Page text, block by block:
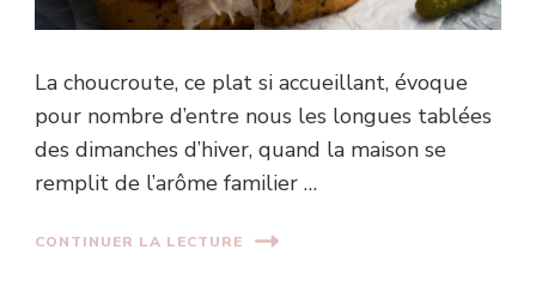
La choucroute, ce plat si accueillant, évoque
pour nombre d’entre nous les longues tablées
des dimanches d’hiver, quand la maison se
remplit de l’arôme familier …
CONTINUER LA LECTURE